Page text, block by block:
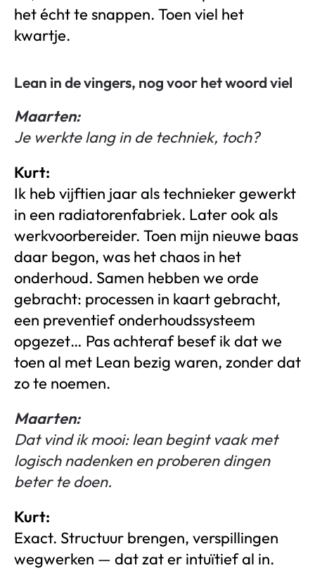
het écht te snappen. Toen viel het
kwartje.
Lean in de vingers, nog voor het woord viel
Maarten:
Je werkte lang in de techniek, toch?
Kurt:
Ik heb vijftien jaar als technieker gewerkt
in een radiatorenfabriek. Later ook als
werkvoorbereider. Toen mijn nieuwe baas
daar begon, was het chaos in het
onderhoud. Samen hebben we orde
gebracht: processen in kaart gebracht,
een preventief onderhoudssysteem
opgezet… Pas achteraf besef ik dat we
toen al met Lean bezig waren, zonder dat
zo te noemen.
Maarten:
Dat vind ik mooi: lean begint vaak met
logisch nadenken en proberen dingen
beter te doen.
Kurt:
Exact. Structuur brengen, verspillingen
wegwerken — dat zat er intuïtief al in.